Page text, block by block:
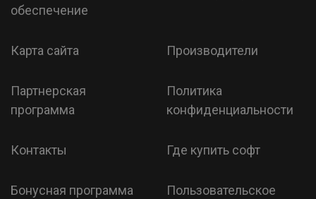
обеспечение
Карта сайта Производители
Партнерская
программа
Политика
конфиденциальности
Контакты Где купить софт
Бонусная программа
Пользовательское